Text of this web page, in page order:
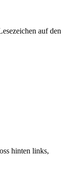
auf den
hinten links,